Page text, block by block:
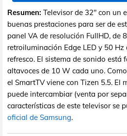
Resumen: Televisor de 32" con un
buenas prestaciones para ser de
panel VA de resolución FullHD, de
retroiluminación Edge LED y 50 Hz
refresco. El sistema de sonido está
altavoces de 10 W cada uno.
el SmartTV viene con Tizen 5.5. El
puede intercambiar (venta por
características de este televisor se
oficial de Samsung.